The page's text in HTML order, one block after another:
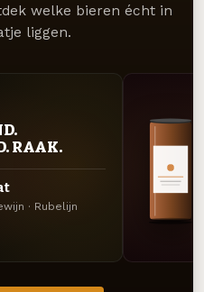
welke bieren écht in
liggen.
RAAK.
· Rubelijn